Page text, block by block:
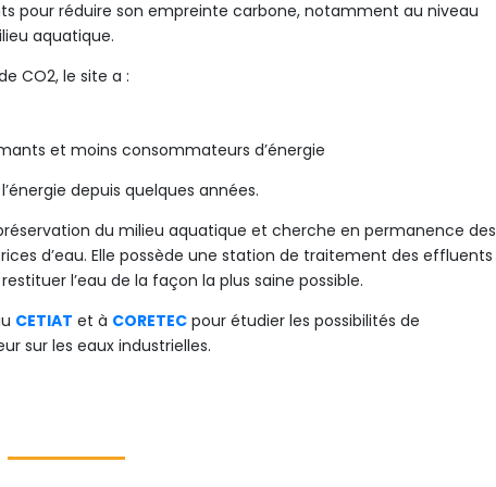
pour réduire son empreinte carbone, notamment au niveau
aquatique.
CO2, le site a :
et moins consommateurs d’énergie
depuis quelques années.
du milieu aquatique et cherche en permanence des
d’eau. Elle possède une station de traitement des effluents
l’eau de la façon la plus saine possible.
CETIAT et à CORETEC pour étudier les possibilités de
sur les eaux industrielles.